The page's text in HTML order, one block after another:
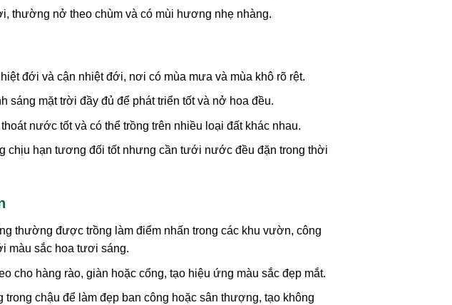
thường nở theo chùm và có mùi hương nhẹ nhàng.
đới và cận nhiệt đới, nơi có mùa mưa và mùa khô rõ rệt.
sáng mặt trời đầy đủ để phát triển tốt và nở hoa đều.
nước tốt và có thể trồng trên nhiều loại đất khác nhau.
chịu hạn tương đối tốt nhưng cần tưới nước đều đặn trong thời
thường được trồng làm điểm nhấn trong các khu vườn, công
màu sắc hoa tươi sáng.
cho hàng rào, giàn hoặc cổng, tạo hiệu ứng màu sắc đẹp mắt.
trong chậu để làm đẹp ban công hoặc sân thượng, tạo không